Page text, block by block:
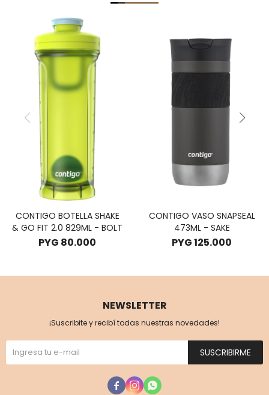
CONTIGO BOTELLA SHAKE
& GO FIT 2.0 829ML - BOLT
PYG 80.000
CONTIGO VASO SNAPSEAL
473ML - SAKE
PYG125.000
NEWSLETTER
¡Suscribite y recibí todas nuestras novedades!
SUSCRIBIRME
  